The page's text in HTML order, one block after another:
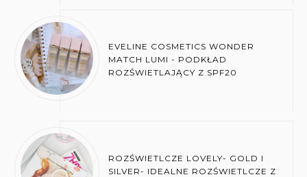
EVELINE COSMETICS WONDER
MATCH LUMI - PODKŁAD
ROZŚWIETLAJĄCY Z SPF20
ROZŚWIETLCZE LOVELY- GOLD I
SILVER- IDEALNE ROZŚWIETLCZE Z